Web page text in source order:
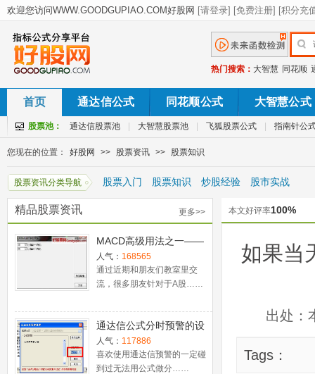
热门搜索： 大智慧 同花顺
首页 通达信公式 同花顺公式 大智慧公式
股票池： 通达信股票池 大智慧股票池 飞狐股票公式 指南针公
您现在的位置： 好股网 >> 股票资讯 >> 股票知识
股票资讯分类导航 股票入门 股票知识 炒股经验 股市实战
精品股票资讯 更多>>
MACD高级用法之一——
稳健买入法+2点卖出法
人气： 168565
通过近期和朋友们教室里交
流，很多朋友针对于A股……
通达信公式分时预警的设
置
人气： 117886
喜欢使用通达信预警的一定碰
到过无法用公式做分……
本文好评率100%
如果当
出处：
Tags：